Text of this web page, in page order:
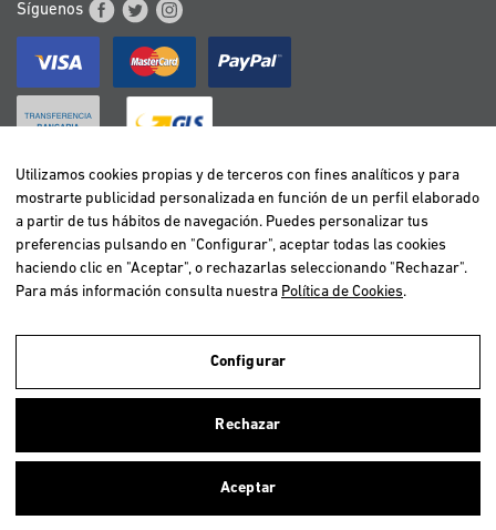
Utilizamos cookies propias y de terceros para realizar el análisis de la
navegación de los usuarios y de este modo poder ofrecer un mejor
ellas. Para más información clicaaquí.
Síguenos
BELGIË / BELGIQUE
DEUTSCHLAND
ESPAÑA
FRANCE
ITALIA
NEDERLAND
ÖSTERREICH
PORTUGAL
Copyright © 2026 Vetselection. Tienda de animales online. Todos los
Utilizamos cookies propias y de terceros con fines analíticos y para
mostrarte publicidad personalizada en función de un perfil elaborado
a partir de tus hábitos de navegación. Puedes personalizar tus
preferencias pulsando en "Configurar", aceptar todas las cookies
haciendo clic en "Aceptar", o rechazarlas seleccionando "Rechazar".
Para más información consulta nuestra Política de Cookies.
Configurar
Rechazar
Aceptar